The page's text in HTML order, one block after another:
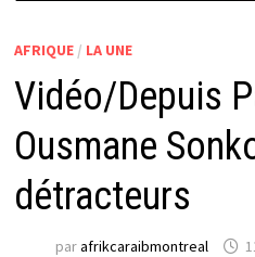
AFRIQUE/ LA UNE
Vidéo/Depuis
Ousmane
détracteurs
parafrikcaraibmontreal